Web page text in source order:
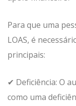
Para que uma
LOAS, é
principais:
✔ Deficiência: O
como uma